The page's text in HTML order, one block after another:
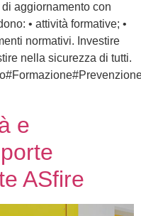
aggiornamento con
• attività formative; •
normativi. Investire
nella sicurezza di tutti.
e
ASfire